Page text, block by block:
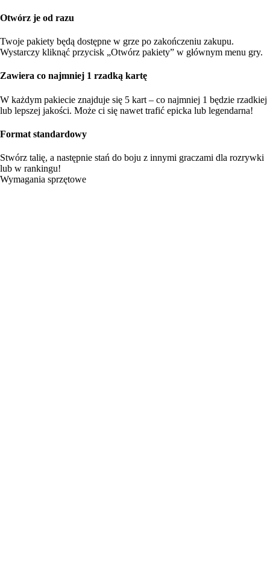
Otwórz je od razu
Twoje pakiety będą dostępne w grze po zakończeniu zakupu.
Wystarczy kliknąć przycisk „Otwórz pakiety” w głównym menu gry.
Zawiera co najmniej 1 rzadką kartę
W każdym pakiecie znajduje się 5 kart – co najmniej 1 będzie rzadkiej
lub lepszej jakości. Może ci się nawet trafić epicka lub legendarna!
Format standardowy
Stwórz talię, a następnie stań do boju z innymi graczami dla rozrywki
lub w rankingu!
Wymagania sprzętowe